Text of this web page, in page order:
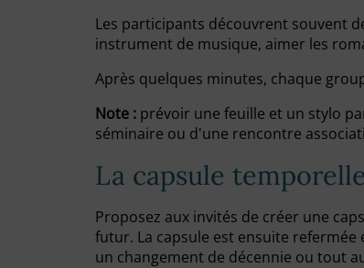
Les participants découvrent souvent
instrument de musique, aimer les
Après quelques minutes, chaque
Note : prévoir une feuille et un stylo
séminaire ou d'une rencontre
La capsule temporelle
Proposez aux invités de créer une
futur. La capsule est ensuite
un changement de décennie ou tout